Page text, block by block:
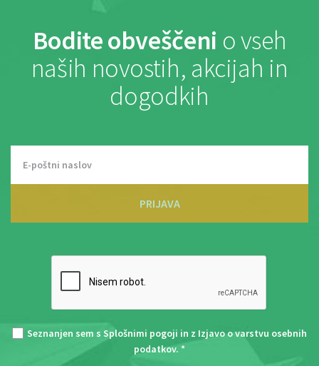
Bodite obveščeni o vseh
naših novostih, akcijah in
dogodkih
PRIJAVA
Seznanjen sem s Splošnimi pogoji in z Izjavo o varstvu osebnih
podatkov. *